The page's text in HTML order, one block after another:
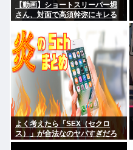
【動画】ショートスリーパー堀
さん、対面で高須幹弥にキレる
よく考えたら「SEX（セクロ
ス）」が合法なのヤバすぎだろ